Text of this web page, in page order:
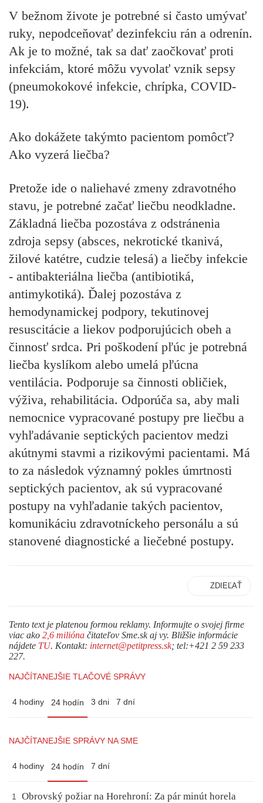
V bežnom živote je potrebné si často umývať
ruky, nepodceňovať dezinfekciu rán a odrenín.
Ak je to možné, tak sa dať zaočkovať proti
infekciám, ktoré môžu vyvolať vznik sepsy
(pneumokokové infekcie, chrípka, COVID-
19).
Ako dokážete takýmto pacientom pomôcť?
Ako vyzerá liečba?
Pretože ide o naliehavé zmeny zdravotného
stavu, je potrebné začať liečbu neodkladne.
Základná liečba pozostáva z odstránenia
zdroja sepsy (absces, nekrotické tkanivá,
žilové katétre, cudzie telesá) a liečby infekcie
- antibakteriálna liečba (antibiotiká,
antimykotiká). Ďalej pozostáva z
hemodynamickej podpory, tekutinovej
resuscitácie a liekov podporujúcich obeh a
činnosť srdca. Pri poškodení pľúc je potrebná
liečba kyslíkom alebo umelá pľúcna
ventilácia. Podporuje sa činnosti obličiek,
výživa, rehabilitácia. Odporúča sa, aby mali
nemocnice vypracované postupy pre liečbu a
vyhľadávanie septických pacientov medzi
akútnymi stavmi a rizikovými pacientami. Má
to za následok významný pokles úmrtnosti
septických pacientov, ak sú vypracované
postupy na vyhľadanie takých pacientov,
komunikáciu zdravotníckeho personálu a sú
stanovené diagnostické a liečebné postupy.
ZDIEĽAŤ
Tento text je platenou formou reklamy. Informujte o svojej firme
viac ako 2,6 milióna čitateľov Sme.sk aj vy. Bližšie informácie
nájdete TU. Kontakt: internet@petitpress.sk; tel:+421 2 59 233
227.
NAJČÍTANEJŠIE TLAČOVÉ SPRÁVY
4 hodiny 24 hodín 3 dni 7 dní
NAJČÍTANEJŠIE SPRÁVY NA SME
4 hodiny 24 hodín 7 dní
1
Obrovský požiar na Horehroní: Za pár minút horela